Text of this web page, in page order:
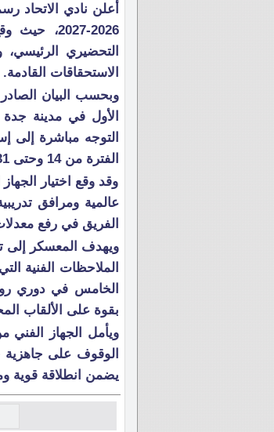
أعلن نادي الاتحاد
2026-
التحضيري الرئيسي،
الاستحقاقات القادمة.
وبحسب البيان
التوجه مباشرة إلى
الفترة من 14 وحتى 31 يوليو.
وقد وقع اختيار
عالمية ومرافق
الفريق في رفع
ويهدف المعسكر إلى
الملاحظات الفنية
بقوة على الألقاب
ويأمل الجهاز
الوقوف على جاهزية
يضمن انطلاقة قوية